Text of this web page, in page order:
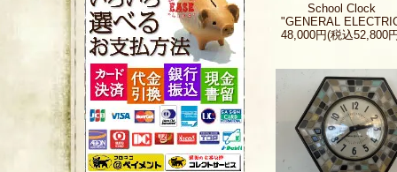
School Clock
"GENERAL
48,000円(税込52,800